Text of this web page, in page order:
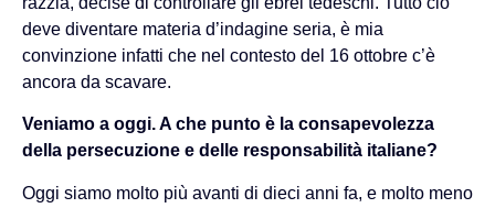
deve diventare materia d’indagine seria, è mia
convinzione infatti che nel contesto del 16 ottobre c’è
ancora da scavare.
Veniamo a oggi. A che punto è la consapevolezza
della persecuzione e delle responsabilità italiane?
Oggi siamo molto più avanti di dieci anni fa, e molto meno